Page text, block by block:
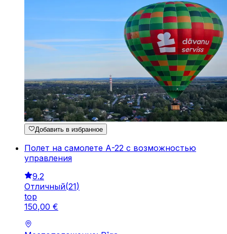
Добавить в избранное
Полет на самолете А-22 с возможностью
управления
9.2
Отличный(21)
top
150,00 €